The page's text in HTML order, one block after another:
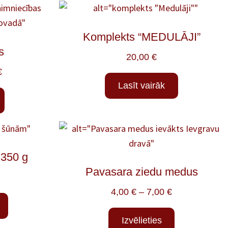
Komplekts “MEDULĀJI”
20,00 €
Lasīt vairāk
g
Pavasara ziedu medus
4,00 € – 7,00 €
Izvēlieties